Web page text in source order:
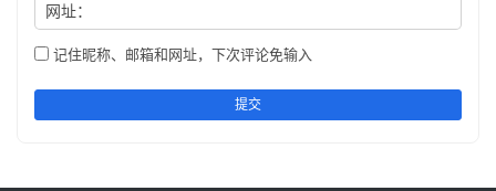
网址：
记住昵称、邮箱和网址，下次评论免输入
提交